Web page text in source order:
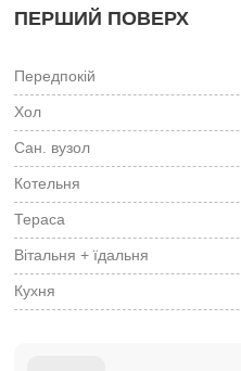
ПЕРШИЙ ПОВЕРХ
Передпокій
Хол
Сан. вузол
Котельня
Тераса
Вітальня + їдальня
Кухня